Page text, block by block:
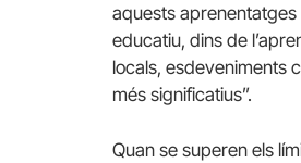
aquests
educatiu, dins de
locals, esdeveniments
més significatius”.
Quan se superen els